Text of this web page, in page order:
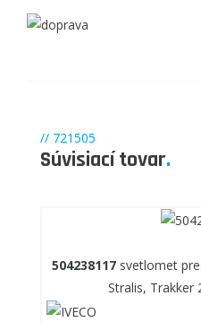
// 721505
Súvisiací tovar.
504238117svetlomet
Stralis, Trakker